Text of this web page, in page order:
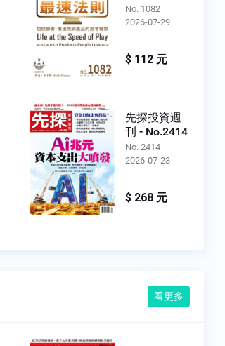
No. 1082
2026-07-29
$ 112 元
先探投資週
刊 - No.2414
No. 2414
2026-07-23
$ 268 元
看更多